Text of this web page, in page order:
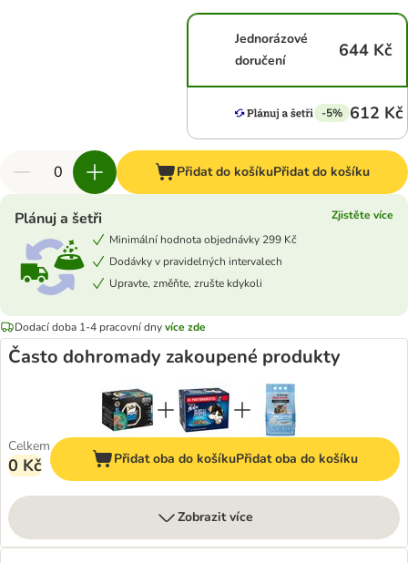
Jednorázové
doručení
644 Kč
-5% 612 Kč
Přidat do košíkuPřidat do košíku
Plánuj a šetři
Zjistěte více
Minimální hodnota objednávky 299 Kč
Dodávky v pravidelných intervalech
Upravte, změňte, zrušte kdykoli
Dodací doba 1-4 pracovní dnyvíce zde
Často dohromady zakoupené produkty
Celkem
0 Kč Přidat oba do košíkuPřidat oba do košíku
Zobrazit více